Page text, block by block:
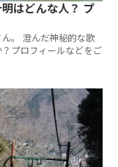
はどんな人？ プ
。 澄んだ神秘的な歌
プロフィールなどをご